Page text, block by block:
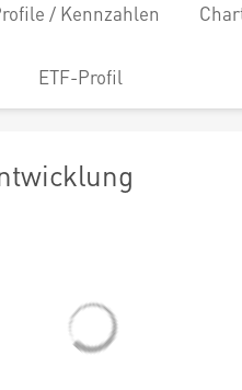
/ Kennzahlen
ETF-Profil